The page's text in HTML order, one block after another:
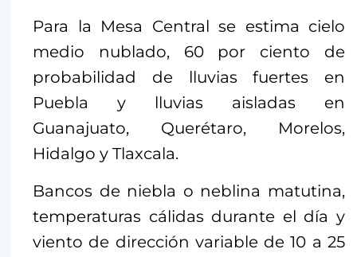
Para la Mesa Central se estima cielo
medio nublado, 60 por ciento de
probabilidad de lluvias fuertes en
Puebla y lluvias aisladas en
Guanajuato, Querétaro, Morelos,
Hidalgo y Tlaxcala.
Bancos de niebla o neblina matutina,
temperaturas cálidas durante el día y
viento de dirección variable de 10 a 25